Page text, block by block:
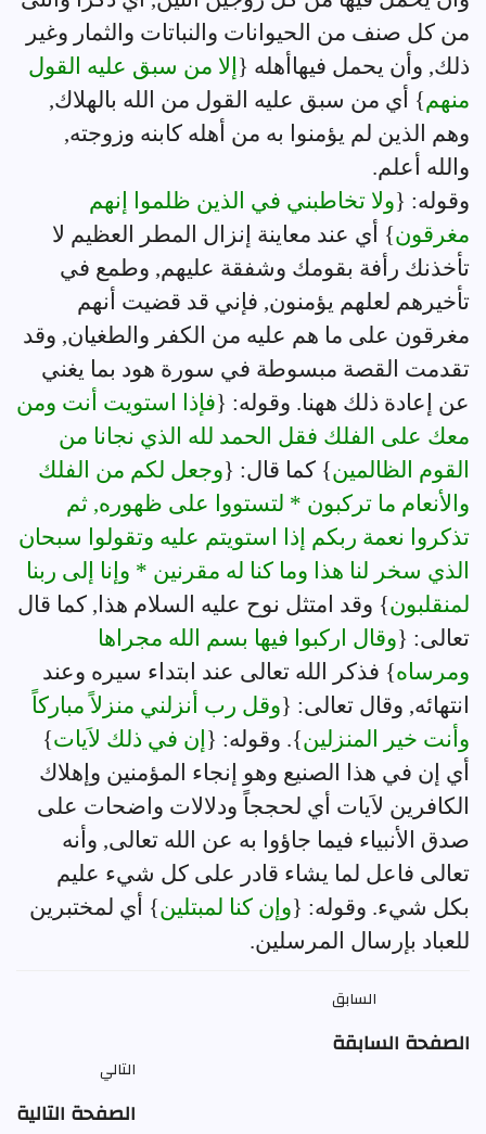
من كل صنف من الحيوانات والنباتات والثمار وغير
ذلك, وأن يحمل فيهاأهله { إلا من سبق عليه القول
منهم} أي من سبق عليه القول من الله بالهلاك,
وهم الذين لم يؤمنوا به من أهله كابنه وزوجته,
والله أعلم.
وقوله: {ولا تخاطبني في الذين ظلموا إنهم
مغرقون} أي عند معاينة إنزال المطر العظيم لا
تأخذنك رأفة بقومك وشفقة عليهم, وطمع في
تأخيرهم لعلهم يؤمنون, فإني قد قضيت أنهم
مغرقون على ما هم عليه من الكفر والطغيان, وقد
تقدمت القصة مبسوطة في سورة هود بما يغني
عن إعادة ذلك ههنا. وقوله: {فإذا استويت أنت ومن
معك على الفلك فقل الحمد لله الذي نجانا من
القوم الظالمين} كما قال: {وجعل لكم من الفلك
والأنعام ما تركبون * لتستووا على ظهوره, ثم
تذكروا نعمة ربكم إذا استويتم عليه وتقولوا سبحان
الذي سخر لنا هذا وما كنا له مقرنين * وإنا إلى ربنا
لمنقلبون} وقد امتثل نوح عليه السلام هذا, كما قال
تعالى: {وقال اركبوا فيها بسم الله مجراها
ومرساه} فذكر الله تعالى عند ابتداء سيره وعند
انتهائه, وقال تعالى: {وقل رب أنزلني منزلاً مباركاً
وأنت خير المنزلين}. وقوله: { إن في ذلك لاَيات}
أي إن في هذا الصنيع وهو إنجاء المؤمنين وإهلاك
الكافرين لاَيات أي لحججاً ودلالات واضحات على
صدق الأنبياء فيما جاؤوا به عن الله تعالى, وأنه
تعالى فاعل لما يشاء قادر على كل شيء عليم
بكل شيء. وقوله: {وإن كنا لمبتلين} أي لمختبرين
للعباد بإرسال المرسلين.
السابق
الصفحة السابقة
التالي
الصفحة التالية